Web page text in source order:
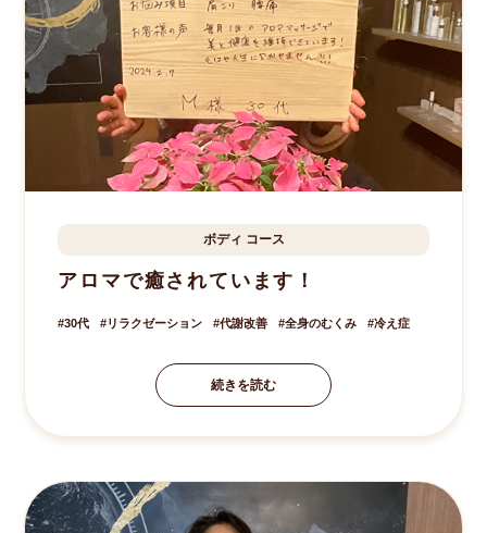
酒々井町 M.S様
ボディ コース
アロマで癒されています！
30代 リラクゼーション 代謝改善 全身のむくみ 冷え症
続きを読む